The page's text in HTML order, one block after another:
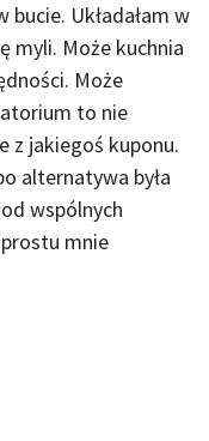
Układałam w
myli. Może kuchnia
Może
to nie
z jakiegoś kuponu.
alternatywa była
wspólnych
mnie